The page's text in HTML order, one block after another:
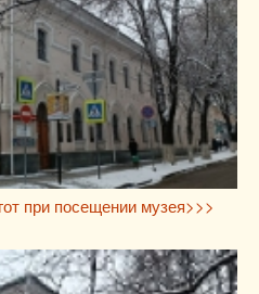
при посещении музея>>>